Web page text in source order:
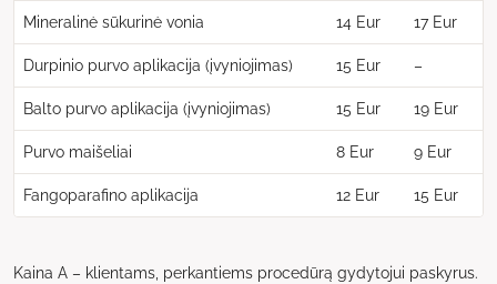
Mineralinė sūkurinė vonia 14 Eur 17 Eur
Durpinio purvo aplikacija (įvyniojimas) 15 Eur –
Balto purvo aplikacija (įvyniojimas) 15 Eur 19 Eur
Purvo maišeliai 8 Eur 9 Eur
Fangoparafino aplikacija 12 Eur 15 Eur
Kaina A ­– klientams, perkantiems procedūrą gydytojui paskyrus.